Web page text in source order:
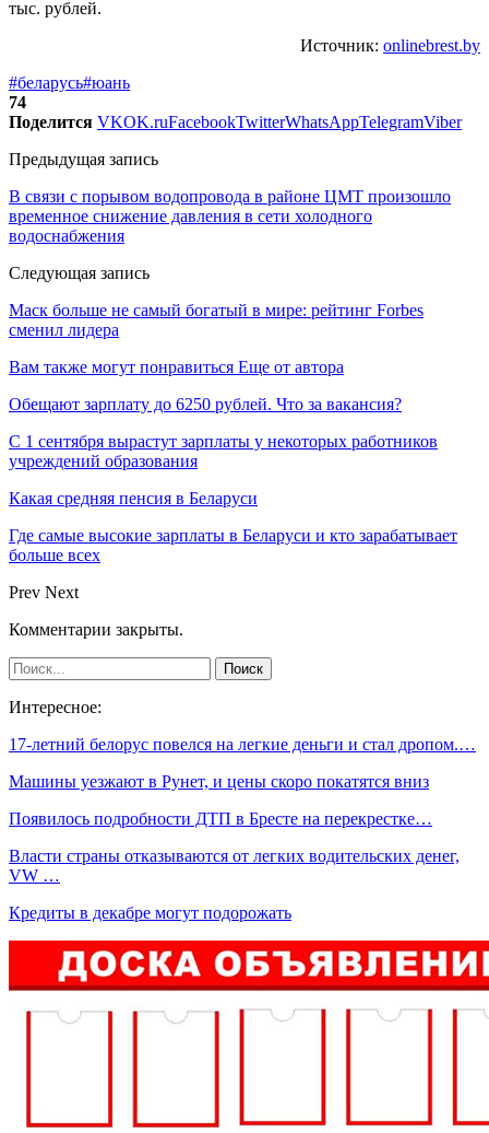
тыс. рублей.
Источник: onlinebrest.by
#беларусь#юань
74
Поделится VKOK.ruFacebookTwitterWhatsAppTelegramViber
Предыдущая запись
В связи с порывом водопровода в районе ЦМТ произошло
временное снижение давления в сети холодного
водоснабжения
Следующая запись
Маск больше не самый богатый в мире: рейтинг Forbes
сменил лидера
Вам также могут понравиться Еще от автора
Обещают зарплату до 6250 рублей. Что за вакансия?
С 1 сентября вырастут зарплаты у некоторых работников
учреждений образования
Какая средняя пенсия в Беларуси
Где самые высокие зарплаты в Беларуси и кто зарабатывает
больше всех
Prev Next
Комментарии закрыты.
Интересное:
17-летний белорус повелся на легкие деньги и стал дропом.…
Машины уезжают в Рунет, и цены скоро покатятся вниз
Появилось подробности ДТП в Бресте на перекрестке…
Власти страны отказываются от легких водительских денег,
VW …
Кредиты в декабре могут подорожать